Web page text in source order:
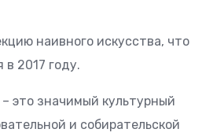
наивного искусства, что
2017 году.
это значимый культурный
и собирательской